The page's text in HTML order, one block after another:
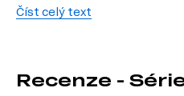
Informace o sérii
Komody
Číst celý text
Recenze -